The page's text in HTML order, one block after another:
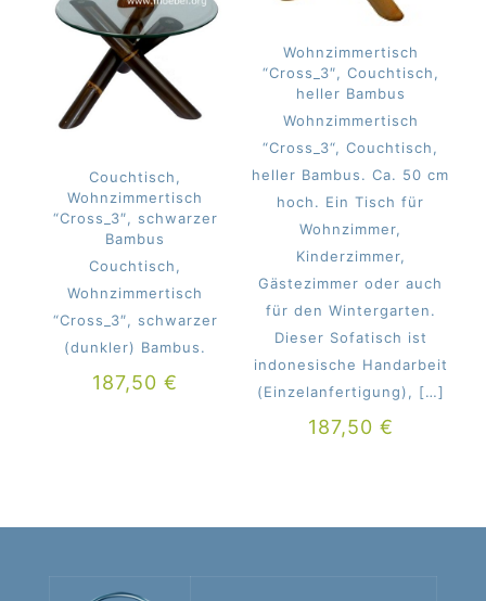
Couchtisch,
Wohnzimmertisch
“Cross_3″, schwarzer
Bambus
Couchtisch,
Wohnzimmertisch
“Cross_3″, schwarzer
(dunkler) Bambus.
187,50€
Wohnzimmertisch
“Cross_3″, Couchtisch,
heller Bambus
Wohnzimmertisch
“Cross_3“, Couchtisch,
heller Bambus. Ca. 50 cm
hoch. Ein Tisch für
Wohnzimmer,
Kinderzimmer,
Gästezimmer oder auch
für den Wintergarten.
Dieser Sofatisch ist
indonesische Handarbeit
(Einzelanfertigung), […]
187,50 €